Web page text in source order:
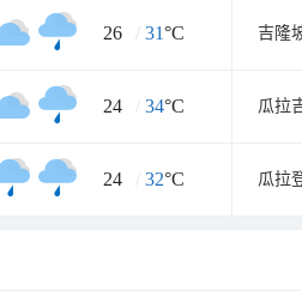
26 / 31°C 吉隆
24 / 34°C 瓜拉
24 / 32°C 瓜拉